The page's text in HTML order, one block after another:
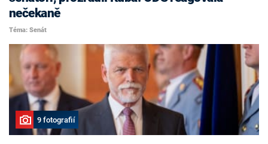
nečekaně
Téma: Senát
9 fotografií